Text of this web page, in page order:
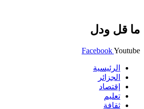
ما قل ودل
FacebookYoutube
الرئيسية
الجزائر
إقتصاد
تعليم
ثقافة